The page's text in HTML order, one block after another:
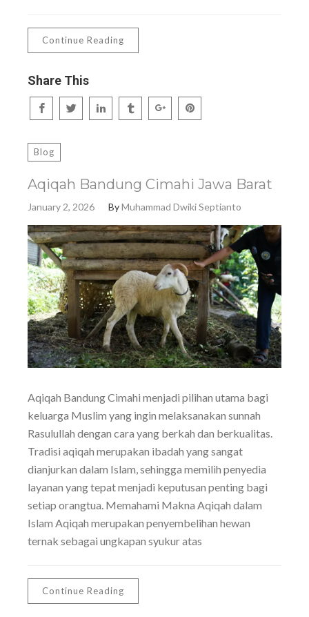
Continue Reading
Share This
Blog
Aqiqah Bandung Cimahi Jawa Barat
January 2, 2026 ByMuhammad Dwiki Septianto
Aqiqah Bandung Cimahi menjadi pilihan utama bagi
keluarga Muslim yang ingin melaksanakan sunnah
Rasulullah dengan cara yang berkah dan berkualitas.
Tradisi aqiqah merupakan ibadah yang sangat
dianjurkan dalam Islam, sehingga memilih penyedia
layanan yang tepat menjadi keputusan penting bagi
setiap orangtua. Memahami Makna Aqiqah dalam
Islam Aqiqah merupakan penyembelihan hewan
ternak sebagai ungkapan syukur atas
Continue Reading